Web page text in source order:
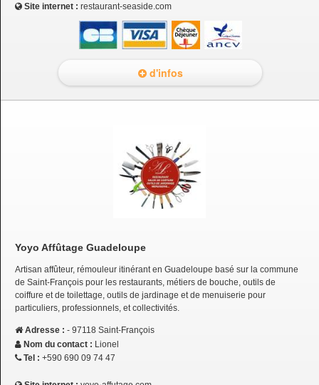
Site internet : restaurant-seaside.com
d'infos
Yoyo Affûtage Guadeloupe
Artisan affûteur, rémouleur itinérant en Guadeloupe basé sur la commune
de Saint-François pour les restaurants, métiers de bouche, outils de
coiffure et de toilettage, outils de jardinage et de menuiserie pour
particuliers, professionnels, et collectivités.
Adresse : - 97118 Saint-François
Nom du contact : Lionel
Tel : +590 690 09 74 47